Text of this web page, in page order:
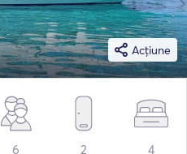
Acțiune
6 2 4